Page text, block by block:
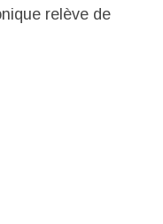
relève de